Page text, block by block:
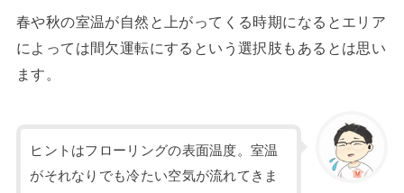
春や秋の室温が自然と上がってくる時期になるとエリア
によっては間欠運転にするという選択肢もあるとは思い
ます。
ヒントはフローリングの表面温度。室温
がそれなりでも冷たい空気が流れてきま